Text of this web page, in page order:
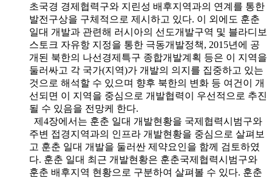
초국경 경제협력구와 지린성 배후지역과의 연계를 통한
발전구상을 구체적으로 제시하고 있다. 이 외에도 훈춘
일대 개발과 관련해 러시아의 선도개발구역 및 블라디보
스토크 자유항 지정을 통한 극동개발정책, 2015년에 공
개된 북한의 나선경제특구 종합개발계획 등은 이 지역을
둘러싸고 각 국가(지역)가 개발의 의지를 집중하고 있는
것으로 해석할 수 있으며 향후 북한의 변화 등 여건이 개
선되면 이 지역을 중심으로 개발협력이 우선적으로 추진
될 수 있음을 전망케 한다.
제4장에서는 훈춘 일대 개발현황을 국제협력시범구와
주변 접경지역과의 인프라 개발현황을 중심으로 살펴보
고 훈춘 일대 개발을 둘러싼 제약요인을 함께 검토하였
다. 훈춘 일대 최근 개발현황은 훈춘국제협력시범구와
훈춘 배후지역 현황으로 구분하여 살펴볼 수 있다. 훈춘